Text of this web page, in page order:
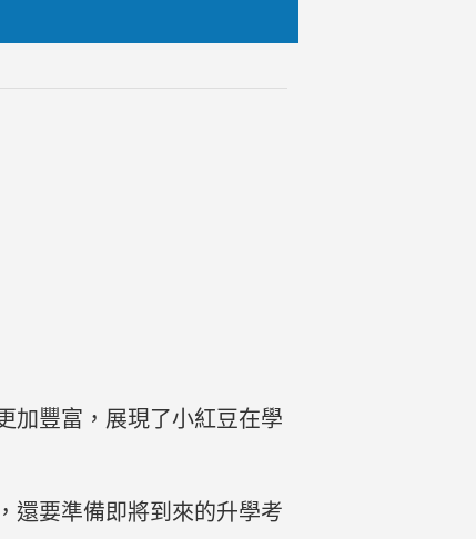
加豐富，展現了小紅豆在學
還要準備即將到來的升學考